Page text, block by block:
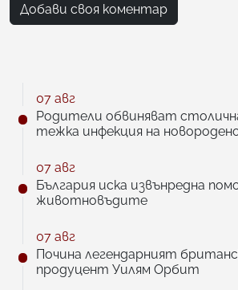
Добави своя коментар
07 авг
Родители обвиняват
тежка инфекция на
07 авг
България иска извънредна
животновъдите
07 авг
Почина легендарният
продуцент Уилям Орбит